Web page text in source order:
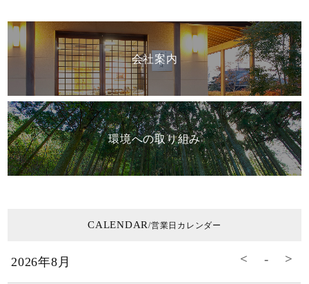
会社案内
環境への取り組み
CALENDAR/営業日カレンダー
2026年8月